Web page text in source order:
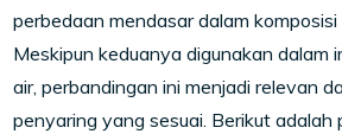
perbedaan mendasar dalam
Meskipun keduanya digunakan dalam
air, perbandingan ini menjadi relevan
penyaring yang sesuai. Berikut adalah